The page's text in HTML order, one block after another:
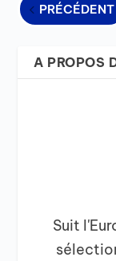
PRÉCÉDENT
A PROPOS
Suit